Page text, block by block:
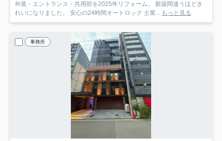
外装・エントランス・共用部を2025年リフォーム。 新築間違うほどき
れいになりました。 安心の24時間オートロック 士業... もっと見る
事務所